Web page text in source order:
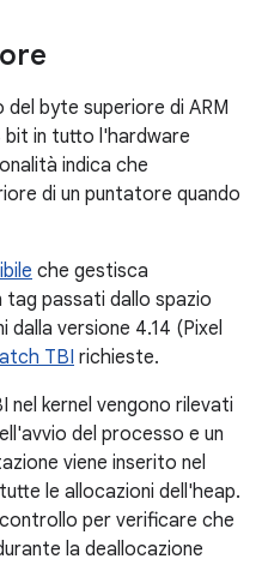
byte superiore di ARM
bit in tutto l'hardware
indica che
di un puntatore quando
che gestisca
passati dallo spazio
dalla versione 4.14 (Pixel
TBI richieste.
nel kernel vengono rilevati
del processo e un
viene inserito nel
le allocazioni dell'heap.
per verificare che
la deallocazione